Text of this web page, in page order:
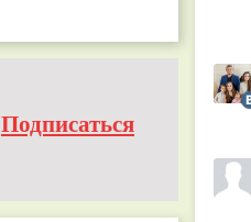
Подписаться